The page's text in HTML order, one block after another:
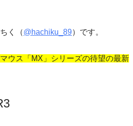
く（@hachiku_89）です。
ウス「MX」シリーズの待望の最新